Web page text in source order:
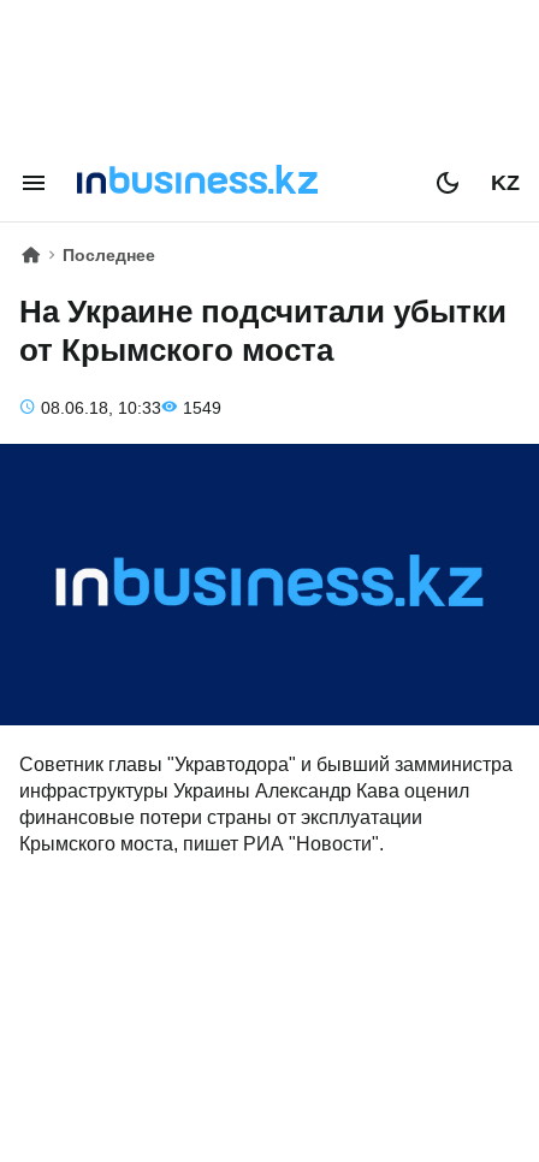
KZ
Последнее
На Украине подсчитали убытки
от Крымского моста
08.06.18, 10:33 1549
Советник главы "Укравтодора" и бывший замминистра
инфраструктуры Украины Александр Кава оценил
финансовые потери страны от эксплуатации
Крымского моста, пишет РИА "Новости".